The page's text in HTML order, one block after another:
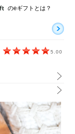
のeギフトとは？
5.00